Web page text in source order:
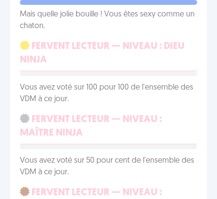
Mais quelle jolie bouille ! Vous êtes sexy comme un
chaton.
FERVENT LECTEUR — NIVEAU : DIEU
NINJA
Vous avez voté sur 100 pour 100 de l'ensemble des
VDM à ce jour.
FERVENT LECTEUR — NIVEAU :
MAÎTRE NINJA
Vous avez voté sur 50 pour cent de l'ensemble des
VDM à ce jour.
FERVENT LECTEUR — NIVEAU :